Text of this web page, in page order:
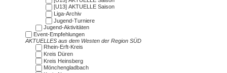
[U13] AKTUELLE Saison
Liga-Archiv
Jugend-Turniere
Jugend-Aktivitäten
Event-Empfehlungen
AKTUELLES aus dem Westen der Region SÜD
Rhein-Erft-Kreis
Kreis Düren
Kreis Heinsberg
Mönchengladbach